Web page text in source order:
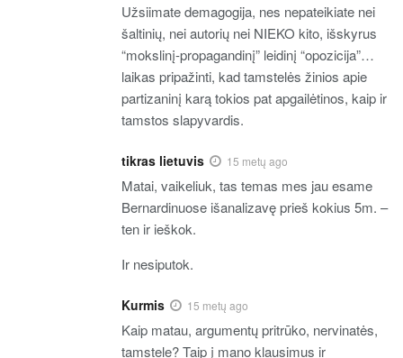
Užsiimate demagogija, nes nepateikiate nei
šaltinių, nei autorių nei NIEKO kito, išskyrus
“mokslinį-propagandinį” leidinį “opozicija”…
laikas pripažinti, kad tamstelės žinios apie
partizaninį karą tokios pat apgailėtinos, kaip ir
tamstos slapyvardis.
tikras lietuvis 15 metų ago
Matai, vaikeliuk, tas temas mes jau esame
Bernardinuose išanalizavę prieš kokius 5m. –
ten ir ieškok.
Ir nesiputok.
Kurmis 15 metų ago
Kaip matau, argumentų pritrūko, nervinatės,
tamstele? Taip į mano klausimus ir